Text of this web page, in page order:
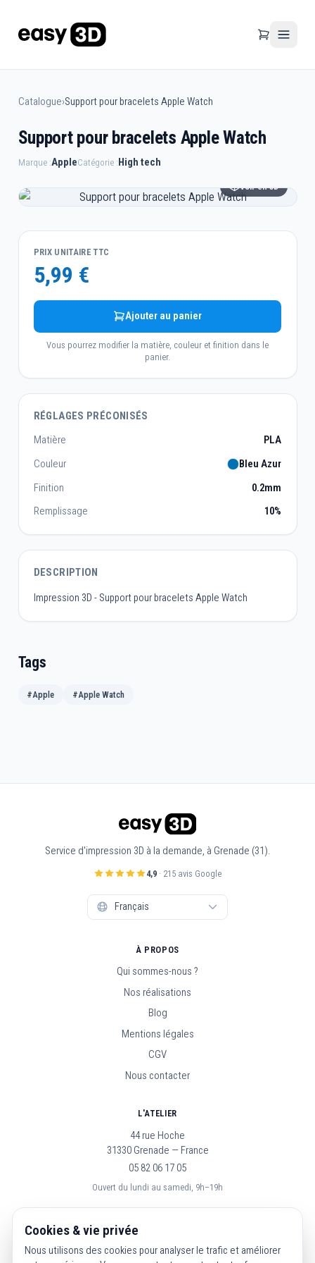
Catalogue›Support pour bracelets Apple Watch
Support pour bracelets Apple Watch
Marque :AppleCatégorie :High tech
Voir en 3D
PRIX UNITAIRE TTC
5,99 €
Ajouter au panier
Vous pourrez modifier la matière, couleur et finition dans le
panier.
RÉGLAGES PRÉCONISÉS
Matière
PLA
Couleur
Bleu Azur
Finition
0.2mm
Remplissage
10%
DESCRIPTION
Impression 3D - Support pour bracelets Apple Watch
Tags
#Apple #Apple Watch
Service d'impression 3D à la demande, à Grenade (31).
4,9· 215 avis Google
À PROPOS
Qui sommes-nous ?
Nos réalisations
Blog
Mentions légales
CGV
Nous contacter
L'ATELIER
44 rue Hoche
31330 Grenade — France
05 82 06 17 05
Ouvert du lundi au samedi, 9h–19h
SUIVEZ-NOUS
Cookies & vie privée
Nous utilisons des cookies pour analyser le trafic et améliorer